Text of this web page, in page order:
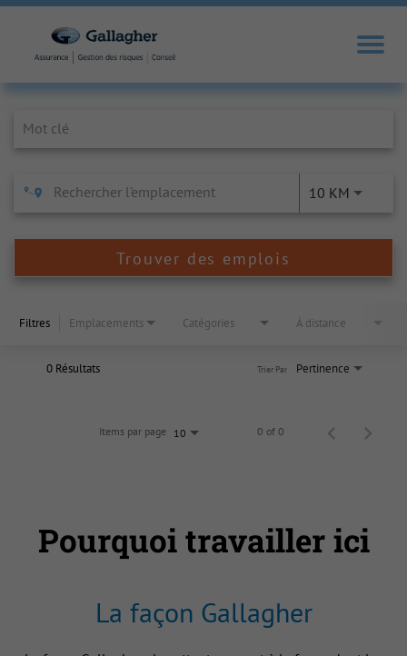
10 KM
Trouver des emplois
Filtres Emplacements Catégories À distance
0 Résultats Pertinence
Trier Par
Items par page 10 0 of 0
Pourquoi travailler ici
La façon Gallagher